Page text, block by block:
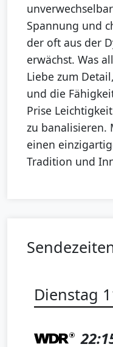
Spannung und
der oft aus der
erwächst. Was
Liebe zum
und die
Prise
zu banalisieren.
einen
Tradition und
Dienstag